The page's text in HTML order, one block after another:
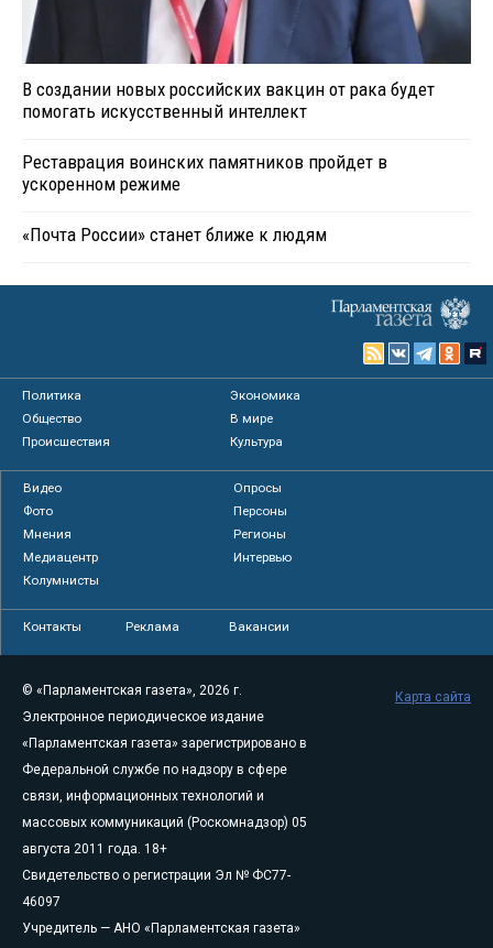
В создании новых российских вакцин от рака будет
помогать искусственный интеллект
Реставрация воинских памятников пройдет в
ускоренном режиме
«Почта России» станет ближе к людям
Политика
Экономика
Общество
В мире
Происшествия
Культура
Видео
Опросы
Фото
Персоны
Мнения
Регионы
Медиацентр
Интервью
Колумнисты
Контакты Реклама Вакансии
© «Парламентская газета», 2026 г.
Электронное периодическое издание
«Парламентская газета» зарегистрировано в
Федеральной службе по надзору в сфере
связи, информационных технологий и
массовых коммуникаций (Роскомнадзор) 05
августа 2011 года. 18+
Свидетельство о регистрации Эл № ФС77-
46097
Учредитель — АНО «Парламентская газета»
Карта сайта